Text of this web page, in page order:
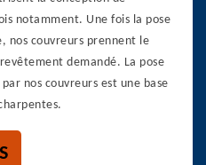
notamment. Une fois la pose
nos couvreurs prennent le
demandé. La pose
nos couvreurs est une base